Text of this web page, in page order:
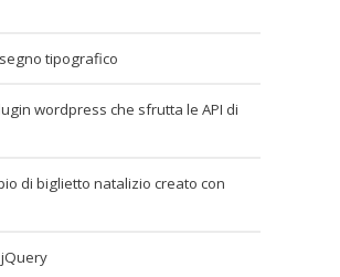
tipografico
wordpress che sfrutta le API di
di biglietto natalizio creato con